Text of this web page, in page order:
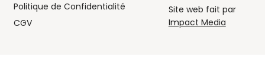
Politique de Confidentialité
CGV
Site web fait par
Impact Media